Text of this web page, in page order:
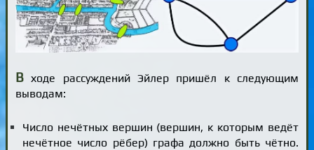
В ходе рассуждений Эйлер пришёл к следующим
выводам:
Число нечётных вершин (вершин, к которым ведёт
нечётное число рёбер) графа должно быть чётно.